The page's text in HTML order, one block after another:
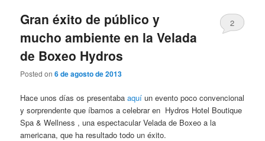
Gran éxito de público y
mucho ambiente en la Velada
de Boxeo Hydros
Posted on6 de agosto de 2013
2
Hace unos días os presentabaaquí un evento poco convencional
y sorprendente que íbamos a celebrar en Hydros Hotel Boutique
Spa & Wellness , una espectacular Velada de Boxeo a la
americana, que ha resultado todo un éxito.